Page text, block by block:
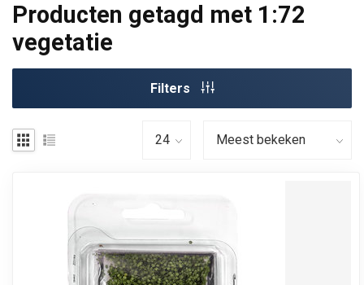
Producten getagd met 1:72
vegetatie
Filters